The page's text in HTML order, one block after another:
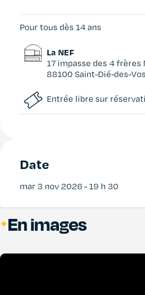
Pour tous dès 14 ans
La NEF
17 impasse des 4 frères
88100 Saint-Dié-des-
Entrée libre sur
Date
mar 3 nov 2026- 19 h 30
En images